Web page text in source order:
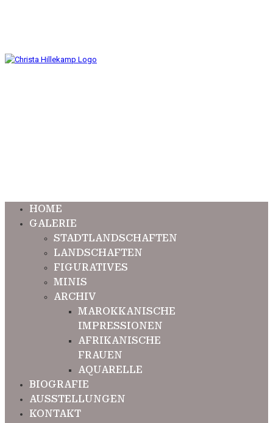
HOME
GALERIE
STADTLANDSCHAFTEN
LANDSCHAFTEN
FIGURATIVES
MINIS
ARCHIV
MAROKKANISCHE
IMPRESSIONEN
AFRIKANISCHE
FRAUEN
AQUARELLE
BIOGRAFIE
AUSSTELLUNGEN
KONTAKT